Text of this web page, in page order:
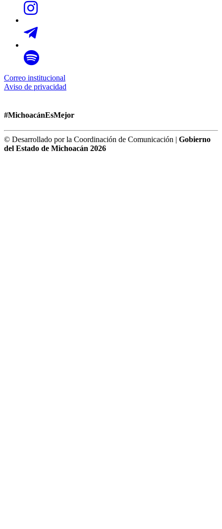
Correo institucional
Aviso de privacidad
#MichoacánEsMejor
© Desarrollado por la Coordinación de Comunicación | Gobierno
del Estado de Michoacán 2026